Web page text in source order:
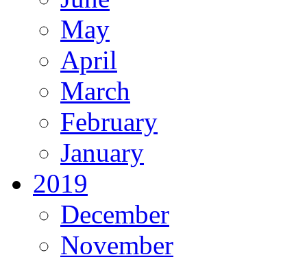
May
April
March
February
January
2019
December
November